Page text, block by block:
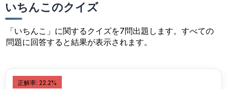
いちんこのクイズ
「いちんこ」に関するクイズを7問出題します。すべての
問題に回答すると結果が表示されます。
正解率: 22.2%